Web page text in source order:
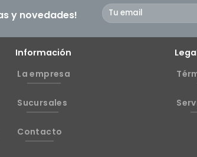
y novedades!
Información
La empresa
Sucursales
Contacto